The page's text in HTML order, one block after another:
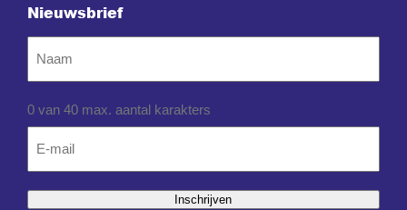
Nieuwsbrief
0 van 40 max. aantal karakters
Inschrijven